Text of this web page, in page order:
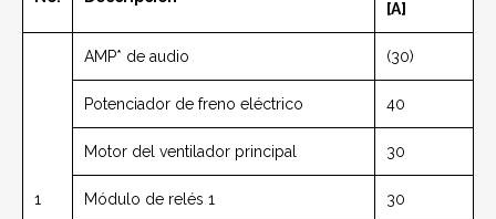
[A]
1
AMP* de audio (30)
Potenciador de freno eléctrico 40
Motor del ventilador principal 30
Módulo de relés 1 30